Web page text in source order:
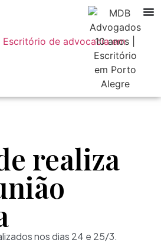
realiza
nos dias 24 e 25/3.